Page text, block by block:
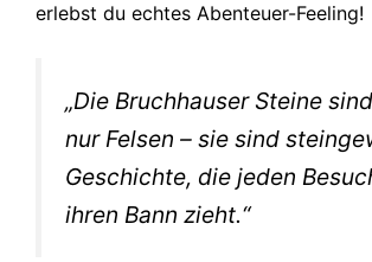
erlebst du echtes Abenteuer-Feeling!
„Die Bruchhauser Steine
nur Felsen – sie sind
Geschichte, die jeden
ihren Bann zieht.“